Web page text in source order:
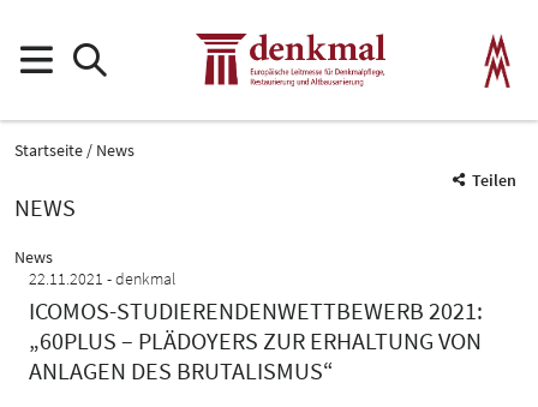
Startseite
News
Teilen
NEWS
News
22.11.2021
denkmal
ICOMOS-STUDIERENDENWETTBEWERB 2021:
„60PLUS – PLÄDOYERS ZUR ERHALTUNG VON
ANLAGEN DES BRUTALISMUS“